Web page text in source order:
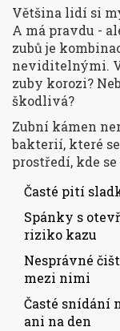
Většina lidí si
A má pravdu -
zubů je
neviditelnými.
zuby korozi?
škodlivá?
Zubní kámen
bakterií, které
prostředí, kde
Časté pití
Spánky s
riziko kazu
Nesprávné
mezi nimi
Časté snídání
ani na den